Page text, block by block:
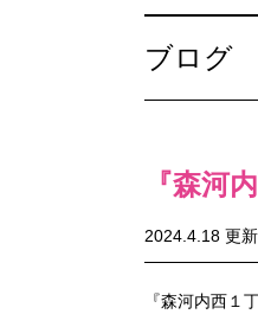
ブログ
『森河
2024.4.18 更新
『森河内西